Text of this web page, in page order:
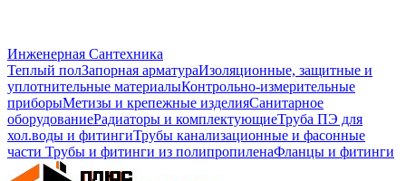
Инженерная Сантехника
Теплый полЗапорная арматураИзоляционные, защитные и
уплотнительные материалыКонтрольно-измерительные
приборыМетизы и крепежные изделияСанитарное
оборудованиеРадиаторы и комплектующиеТруба ПЭ для
хол.воды и фитингиТрубы канализационные и фасонные
части Трубы и фитинги из полипропиленаФланцы и фитинги